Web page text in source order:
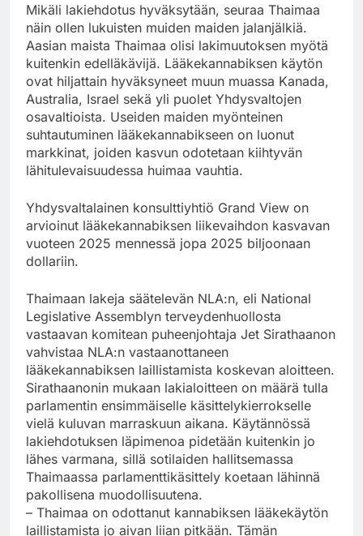
Mikäli lakiehdotus hyväksytään, seuraa Thaimaa
näin ollen lukuisten muiden maiden jalanjälkiä.
Aasian maista Thaimaa olisi lakimuutoksen myötä
kuitenkin edelläkävijä. Lääkekannabiksen käytön
ovat hiljattain hyväksyneet muun muassa Kanada,
Australia, Israel sekä yli puolet Yhdysvaltojen
osavaltioista. Useiden maiden myönteinen
suhtautuminen lääkekannabikseen on luonut
markkinat, joiden kasvun odotetaan kiihtyvän
lähitulevaisuudessa huimaa vauhtia.
Yhdysvaltalainen konsulttiyhtiö Grand View on
arvioinut lääkekannabiksen liikevaihdon kasvavan
vuoteen 2025 mennessä jopa 2025 biljoonaan
dollariin.
Thaimaan lakeja säätelevän NLA:n, eli National
Legislative Assemblyn terveydenhuollosta
vastaavan komitean puheenjohtaja Jet Sirathaanon
vahvistaa NLA:n vastaanottaneen
lääkekannabiksen laillistamista koskevan aloitteen.
Sirathaanonin mukaan lakialoitteen on määrä tulla
parlamentin ensimmäiselle käsittelykierrokselle
vielä kuluvan marraskuun aikana. Käytännössä
lakiehdotuksen läpimenoa pidetään kuitenkin jo
lähes varmana, sillä sotilaiden hallitsemassa
Thaimaassa parlamenttikäsittely koetaan lähinnä
pakollisena muodollisuutena.
– Thaimaa on odottanut kannabiksen lääkekäytön
laillistamista jo aivan liian pitkään. Tämän